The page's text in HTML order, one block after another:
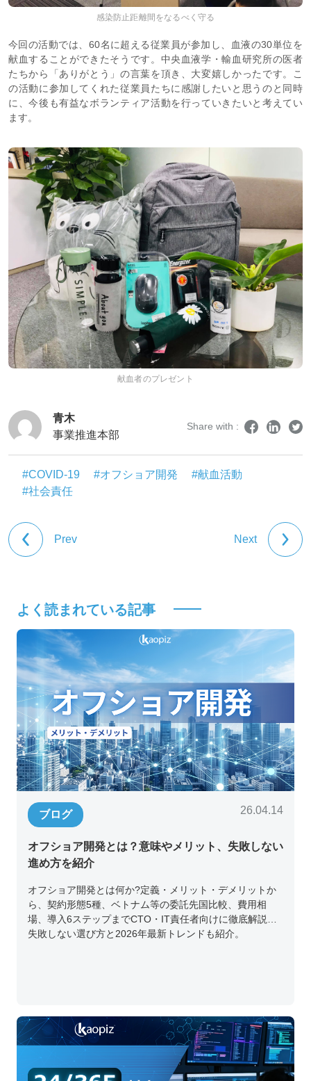
感染防止距離間をなるべく守る
今回の活動では、60名に超える従業員が参加し、血液の30単位を
献血することができたそうです。中央血液学・輸血研究所の医者
たちから「ありがとう」の言葉を頂き、大変嬉しかったです。こ
の活動に参加してくれた従業員たちに感謝したいと思うのと同時
に、今後も有益なボランティア活動を行っていきたいと考えてい
ます。
献血者のプレゼント
青木
事業推進本部
Share with :
#COVID-19 #オフショア開発
#献血活動
#社会責任
Prev Next
よく読まれている記事
ブログ 26.04.14
オフショア開発とは？意味やメリット、失敗しない
進め方を紹介
オフショア開発とは何か?定義・メリット・デメリットか
ら、契約形態5種、ベトナム等の委託先国比較、費用相
場、導入6ステップまでCTO・IT責任者向けに徹底解説。
失敗しない選び方と2026年最新トレンドも紹介。